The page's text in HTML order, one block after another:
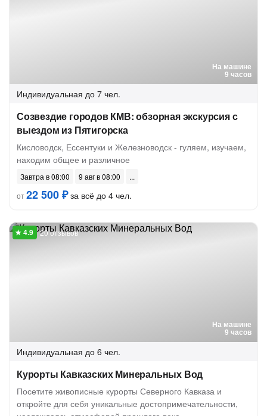
На машине
9 часов
Индивидуальная до 7 чел.
Созвездие городов КМВ: обзорная экскурсия с
выездом из Пятигорска
Кисловодск, Ессентуки и Железноводск - гуляем, изучаем,
находим общее и различное
Завтра в 08:00
9 авг в 08:00
от22 500 ₽за всё до 4 чел.
На машине
9 часов
20 отзывов
Индивидуальная до 6 чел.
Курорты Кавказских Минеральных Вод
Посетите живописные курорты Северного Кавказа и
откройте для себя уникальные достопримечательности,